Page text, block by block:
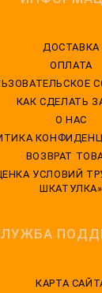
ДОСТАВКА
ОПЛАТА
КАК СДЕЛАТЬ
О НАС
ВОЗВРАТ
УСЛОВИЙ
ШКАТУЛКА»
КАРТА